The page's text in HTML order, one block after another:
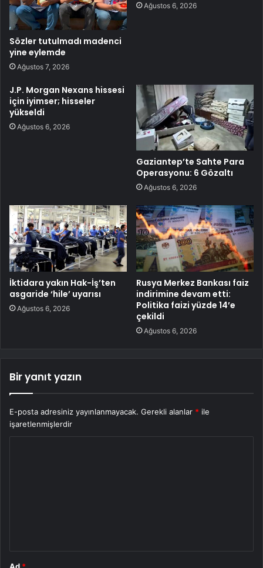
Sözler tutulmadı madenci
yine eylemde
Ağustos 7, 2026
Ağustos 6, 2026
J.P. Morgan Nexans hissesi
için iyimser; hisseler
yükseldi
Ağustos 6, 2026
Gaziantep’te Sahte Para
Operasyonu: 6 Gözaltı
Ağustos 6, 2026
İktidara yakın Hak-İş’ten
asgaride ‘hile’ uyarısı
Ağustos 6, 2026
Rusya Merkez Bankası faiz
indirimine devam etti:
Politika faizi yüzde 14’e
çekildi
Ağustos 6, 2026
Bir yanıt yazın
E-posta adresiniz yayınlanmayacak. Gerekli alanlar * ile
işaretlenmişlerdir